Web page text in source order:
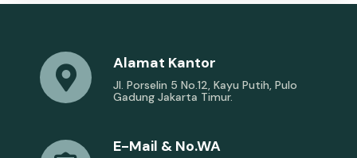
Alamat Kantor
Jl. Porselin 5 No.12, Kayu Putih, Pulo
Gadung Jakarta Timur.
E-Mail & No.WA